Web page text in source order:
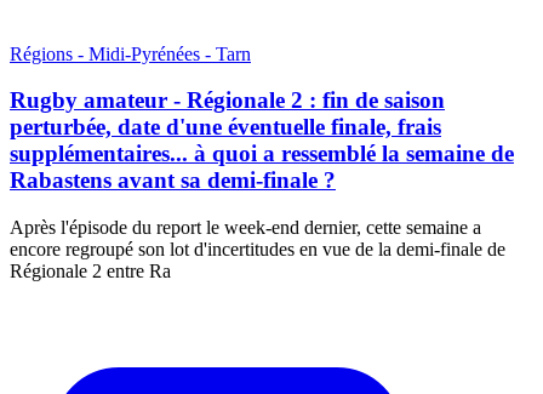
Régions - Midi-Pyrénées - Tarn
Rugby amateur - Régionale 2 : fin de saison
perturbée, date d'une éventuelle finale, frais
supplémentaires... à quoi a ressemblé la semaine de
Rabastens avant sa demi-finale ?
Après l'épisode du report le week-end dernier, cette semaine a
encore regroupé son lot d'incertitudes en vue de la demi-finale de
Régionale 2 entre Ra